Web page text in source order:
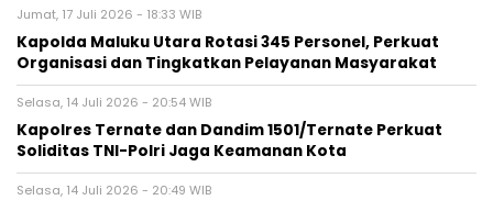
Jumat, 17 Juli 2026 - 18:33 WIB
Kapolda Maluku Utara Rotasi 345 Personel, Perkuat
Organisasi dan Tingkatkan Pelayanan Masyarakat
Selasa, 14 Juli 2026 - 20:54 WIB
Kapolres Ternate dan Dandim 1501/Ternate Perkuat
Soliditas TNI-Polri Jaga Keamanan Kota
Selasa, 14 Juli 2026 - 20:49 WIB